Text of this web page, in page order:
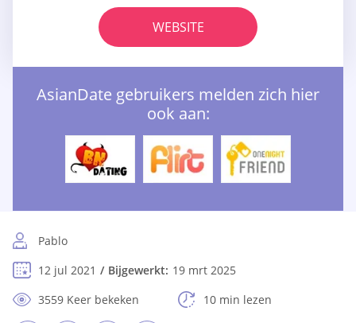
WEBSITE
AsianDate gebruikers melden zich hier
ook aan:
Pablo
12 jul 2021
Bijgewerkt: 19 mrt 2025
3559 Keer bekeken
10 min lezen